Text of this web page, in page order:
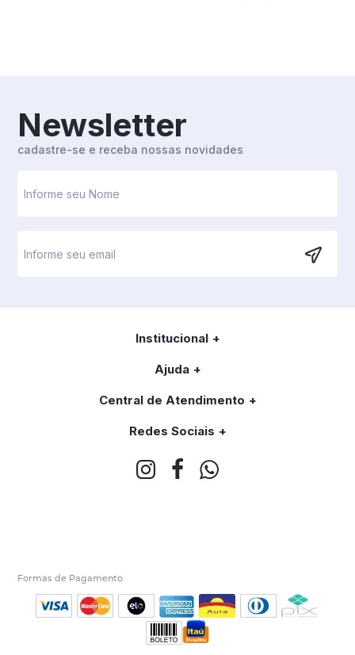
Newsletter
cadastre-se e receba nossas novidades
Institucional
Ajuda
Central de Atendimento
Redes Sociais
Formas de Pagamento